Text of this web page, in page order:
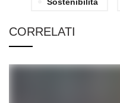
CORRELATI